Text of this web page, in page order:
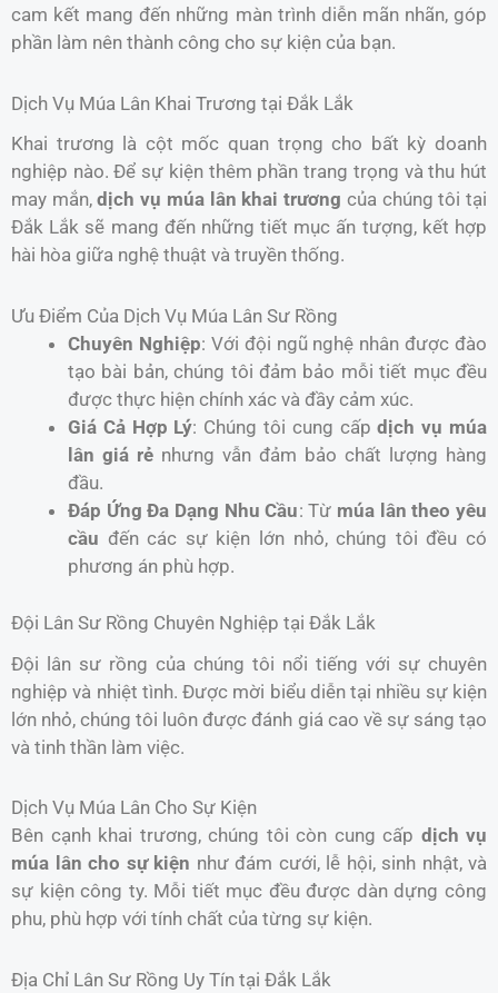
cam kết mang đến những màn trình diễn mãn nhãn, góp
phần làm nên thành công cho sự kiện của bạn.
Dịch Vụ Múa Lân Khai Trương tại Đắk Lắk
Khai trương là cột mốc quan trọng cho bất kỳ doanh
nghiệp nào. Để sự kiện thêm phần trang trọng và thu hút
may mắn,dịch vụ múa lân khai trương của chúng tôi tại
Đắk Lắk sẽ mang đến những tiết mục ấn tượng, kết hợp
hài hòa giữa nghệ thuật và truyền thống.
Ưu Điểm Của Dịch Vụ Múa Lân Sư Rồng
Chuyên Nghiệp: Với đội ngũ nghệ nhân được đào
tạo bài bản, chúng tôi đảm bảo mỗi tiết mục đều
được thực hiện chính xác và đầy cảm xúc.
Giá Cả Hợp Lý: Chúng tôi cung cấpdịch vụ múa
lân giá rẻ nhưng vẫn đảm bảo chất lượng hàng
đầu.
Đáp Ứng Đa Dạng Nhu Cầu: Từ múa lân theo yêu
cầu đến các sự kiện lớn nhỏ, chúng tôi đều có
phương án phù hợp.
Đội Lân Sư Rồng Chuyên Nghiệp tại Đắk Lắk
Đội lân sư rồng của chúng tôi nổi tiếng với sự chuyên
nghiệp và nhiệt tình. Được mời biểu diễn tại nhiều sự kiện
lớn nhỏ, chúng tôi luôn được đánh giá cao về sự sáng tạo
và tinh thần làm việc.
Dịch Vụ Múa Lân Cho Sự Kiện
Bên cạnh khai trương, chúng tôi còn cung cấp dịch vụ
múa lân cho sự kiện như đám cưới, lễ hội, sinh nhật, và
sự kiện công ty. Mỗi tiết mục đều được dàn dựng công
phu, phù hợp với tính chất của từng sự kiện.
Địa Chỉ Lân Sư Rồng Uy Tín tại Đắk Lắk